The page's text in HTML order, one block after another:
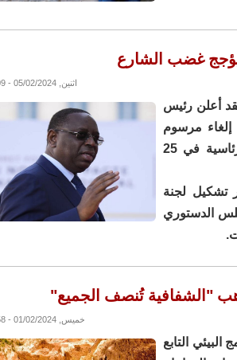
يؤجج غضب الشارع
اثنين, 05/02/2024 - 16:09
أعلن رئيس
مرسوم
آخر كان قد حدد بموجبه موعد الانتخابات الرئاسية في 25
تشكيل لجنة
الدستوري
"الشفافية تُنصف الجميع"
خميس, 01/02/2024 - 17:58
التابع